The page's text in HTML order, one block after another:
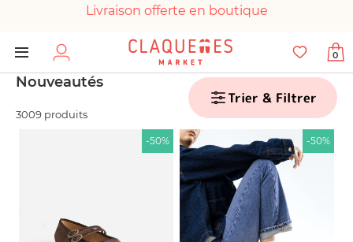
Livraison offerte en boutique
Paiement 100% sécurisé
Chaussures garanties en parfait état
0
Nouveautés
3009 produits
Trier & Filtrer
-50% -50%